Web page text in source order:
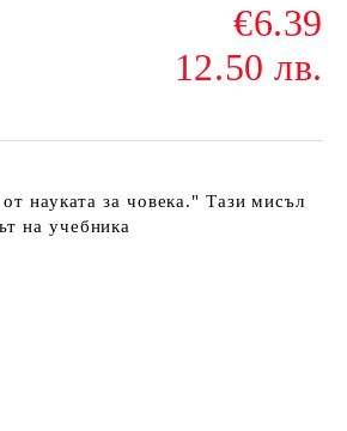
€6.39
12.50 лв.
науката за човека." Тази мисъл
на учебника